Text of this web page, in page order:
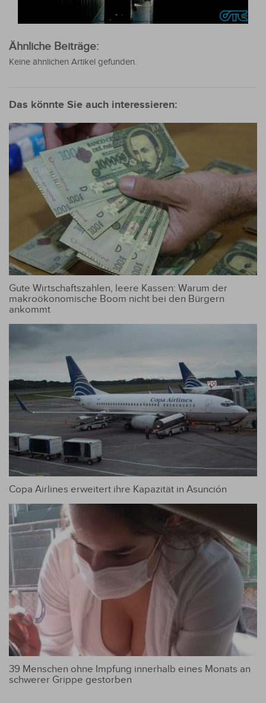
Ähnliche Beiträge:
Keine ähnlichen Artikel gefunden.
Das könnte Sie auch interessieren:
Gute Wirtschaftszahlen, leere Kassen: Warum der
makroökonomische Boom nicht bei den Bürgern
ankommt
Copa Airlines erweitert ihre Kapazität in Asunción
39 Menschen ohne Impfung innerhalb eines Monats an
schwerer Grippe gestorben